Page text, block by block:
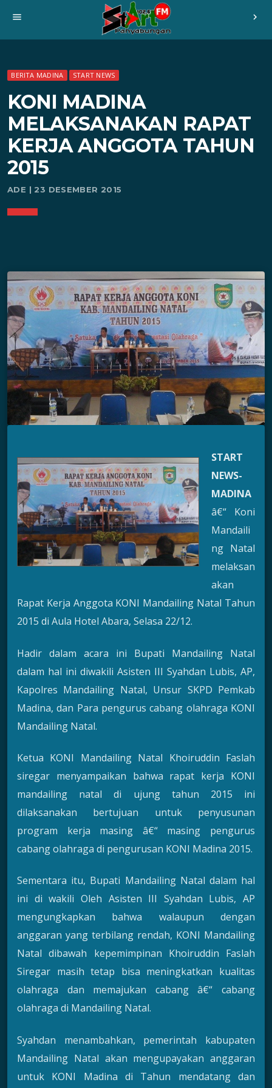
menu chevron_right
BERITA MADINA START NEWS
KONI MADINA
MELAKSANAKAN RAPAT
KERJA ANGGOTA TAHUN
2015
ADE | 23 DESEMBER 2015
START
NEWS-
MADINA
â€“ Koni
Mandaili
ng Natal
melaksan
akan
Rapat Kerja Anggota KONI Mandailing Natal Tahun
2015 di Aula Hotel Abara, Selasa 22/12.
Hadir dalam acara ini Bupati Mandailing Natal
dalam hal ini diwakili Asisten III Syahdan Lubis, AP,
Kapolres Mandailing Natal, Unsur SKPD Pemkab
Madina, dan Para pengurus cabang olahraga KONI
Mandailing Natal.
Ketua KONI Mandailing Natal Khoiruddin Faslah
siregar menyampaikan bahwa rapat kerja KONI
mandailing natal di ujung tahun 2015 ini
dilaksanakan bertujuan untuk penyusunan
program kerja masing â€“ masing pengurus
cabang olahraga di pengurusan KONI Madina 2015.
Sementara itu, Bupati Mandailing Natal dalam hal
ini di wakili Oleh Asisten III Syahdan Lubis, AP
mengungkapkan bahwa walaupun dengan
anggaran yang terbilang rendah, KONI Mandailing
Natal dibawah kepemimpinan Khoiruddin Faslah
Siregar masih tetap bisa meningkatkan kualitas
olahraga dan memajukan cabang â€“ cabang
olahraga di Mandailing Natal.
Syahdan menambahkan, pemerintah kabupaten
Mandailing Natal akan mengupayakan anggaran
untuk KONI Madina di Tahun mendatang dan